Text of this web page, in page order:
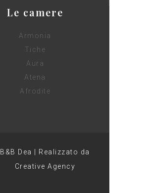
Le camere
Armonia
Tiche
Aura
Atena
Afrodite
B&B Dea | Realizzato da
Creative Agency